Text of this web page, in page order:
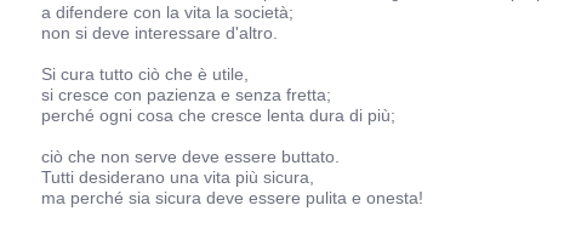
a difendere con la vita la società;
non si deve interessare d'altro.
Si cura tutto ciò che è utile,
si cresce con pazienza e senza fretta;
perché ogni cosa che cresce lenta dura di più;
ciò che non serve deve essere buttato.
Tutti desiderano una vita più sicura,
ma perché sia sicura deve essere pulita e onesta!